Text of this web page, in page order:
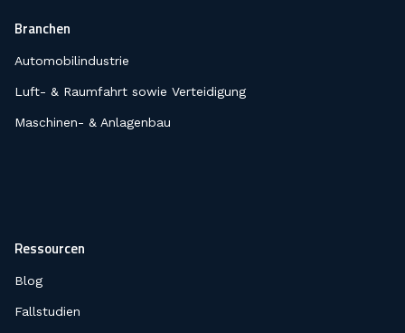
Branchen
Automobilindustrie
Luft- & Raumfahrt sowie Verteidigung
Maschinen- & Anlagenbau
Ressourcen
Blog
Fallstudien